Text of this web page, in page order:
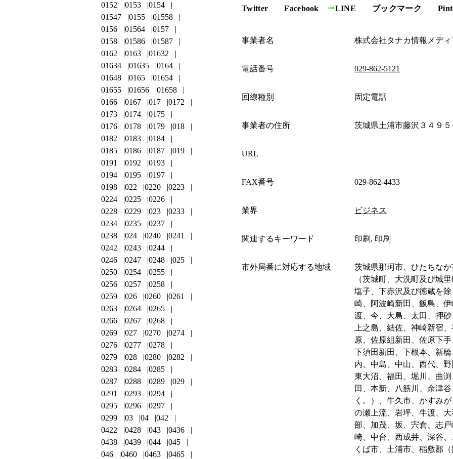
Twitter Facebook LINE ブックマーク
事業者名 株式会社タナカ情報メデ
電話番号 029-862-5121
回線種別 固定電話
事業者の住所 茨城県土浦市藤沢３４９５
URL
FAX番号 029-862-4433
業界 ビジネス
関連するキーワード 印刷, 印刷
市外局番に対応する地域
茨城県那珂市、ひたちな
（茨城町、大洗町及び城
塩子、下赤沢及び徳蔵を
崎、阿波崎新田、飯島、
渡、今、大島、太田、押
上之島、結佐、神崎新宿
原、佐原組新田、佐原下
下須田新田、下根本、新
内、中島、中山、西代、
東大沼、福田、堀川、曲
田、本新、八筋川、余津
く。）、牛久市、かすみ
の瀬上流、岩坪、牛渡、
部、加茂、坂、宍倉、志
崎、中台、西成井、深谷
くば市、土浦市、稲敷郡
0152
0153
0154
01547
0155
01558
0156
01564
0157
0158
01586
01587
0162
0163
01632
01634
01635
0164
01648
0165
01654
01655
01656
01658
0166
0167 017
0172
0173
0174
0175
0176
0178 0179
018
0182
0183
0184
0185
0186 0187
019
0191
0192
0193
0194
0195
0197
0198
022 0220
0223
0224
0225
0226
0228
0229 023
0233
0234
0235
0237
0238
024 0240
0241
0242
0243
0244
0246
0247 0248
025
0250
0254
0255
0256
0257
0258
0259
026 0260
0261
0263
0264
0265
0266
0267
0268
0269
027 0270
0274
0276
0277
0278
0279
028 0280
0282
0283
0284
0285
0287
0288 0289
029
0291
0293
0294
0295
0296
0297
0299
03 04
042
0422
0428 043
0436
0438
0439 044
045
046
0460 0463
0465